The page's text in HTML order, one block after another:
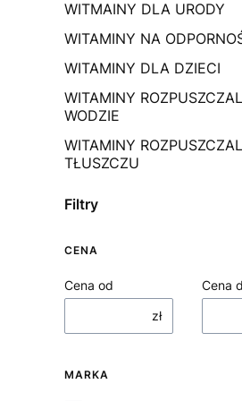
WITMAINY DLA URODY
WITAMINY NA
WITAMINY DLA DZIECI
WITAMINY
WODZIE
WITAMINY
TŁUSZCZU
Filtry
CENA
Cena od
zł
Cena
MARKA